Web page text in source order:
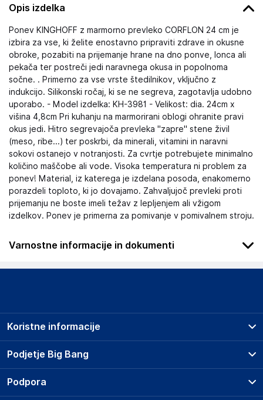
Opis izdelka
Ponev KINGHOFF z marmorno prevleko CORFLON 24 cm je
izbira za vse, ki želite enostavno pripraviti zdrave in okusne
obroke, pozabiti na prijemanje hrane na dno ponve, lonca ali
pekača ter postreči jedi naravnega okusa in popolnoma
sočne. . Primerno za vse vrste štedilnikov, vključno z
indukcijo. Silikonski ročaj, ki se ne segreva, zagotavlja udobno
uporabo. - Model izdelka: KH-3981 - Velikost: dia. 24cm x
višina 4,8cm Pri kuhanju na marmorirani oblogi ohranite pravi
okus jedi. Hitro segrevajoča prevleka "zapre" stene živil
(meso, ribe...) ter poskrbi, da minerali, vitamini in naravni
sokovi ostanejo v notranjosti. Za cvrtje potrebujete minimalno
količino maščobe ali vode. Visoka temperatura ni problem za
ponev! Material, iz katerega je izdelana posoda, enakomerno
porazdeli toploto, ki jo dovajamo. Zahvaljujoč prevleki proti
prijemanju ne boste imeli težav z lepljenjem ali vžigom
izdelkov. Ponev je primerna za pomivanje v pomivalnem stroju.
Varnostne informacije in dokumenti
Podatki o proizvajalcu
SUPER MERCHANT SPÓŁKA AKCYJNA
Poland
Podjetje Big Bang
O podjetju
Koristne informacije
Prodajna mesta
Storitve
Podpora